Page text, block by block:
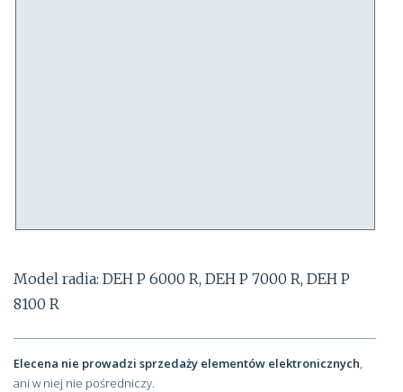
Model radia: DEH P 6000 R, DEH P 7000 R, DEH P
8100 R
Elecena nie prowadzi sprzedaży elementów elektronicznych
ani w niej nie pośredniczy.